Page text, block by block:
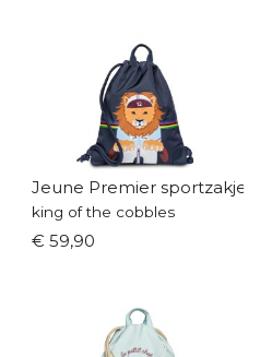
Jeune Premier sportzakje
king of the cobbles
€ 59,90